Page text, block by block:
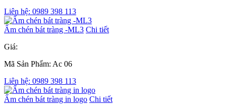
Liên hệ: 0989 398 113
Ấm chén bát tràng -ML3 Chi tiết
Giá:
Mã Sản Phẩm: Ac 06
Liên hệ: 0989 398 113
Ấm chén bát tràng in logo Chi tiết